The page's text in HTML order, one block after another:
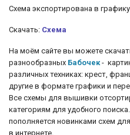
Схема экспортирована в
Скачать: Схема
На моём сайте вы можете
разнообразных Бабочек-
различных техниках: крест,
другие в формате графики и
Все схемы для вышивки
категориям для удобного
пополняется новинками схем
в интернете.